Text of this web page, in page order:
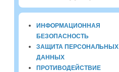
ИНФОРМАЦИОННАЯ
БЕЗОПАСНОСТЬ
ЗАЩИТА ПЕРСОНАЛЬНЫХ
ДАННЫХ
ПРОТИВОДЕЙСТВИЕ